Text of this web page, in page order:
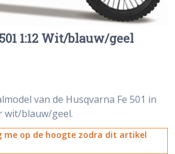
1:12 Wit/blauw/geel
van de Husqvarna Fe 501 in
wit/blauw/geel.
me op de hoogte zodra dit artikel